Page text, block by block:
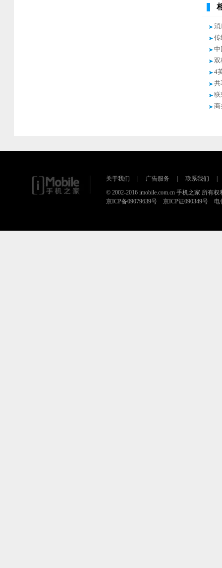
关于我们 广告服务 联系我们
© 2002-2016 imobile.com.cn 手机之家 所有权
京ICP备09079639号 京ICP证090349号 电